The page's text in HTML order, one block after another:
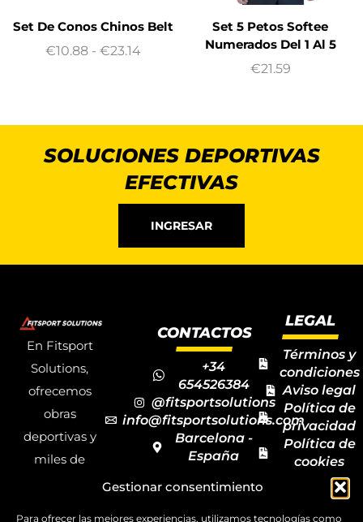
Gestionar consentimiento
Para ofrecer las mejores experiencias, utilizamos tecnologías como
Set De Conos Chinos Belt
€10.88 - €23.14
Set 5 Petos Softee
Numerados Del 1 Al 5
€21.59
SOLUCIONES DEPORTIVAS
EFECTIVAS
INGRESAR
En Fitsport
Solutions,
ofrecemos
obras
deportivas y
miles de
CONTACTOS
+34
654526384
@fitsportsolutions
info@fitsportsolutions.com
Barcelona -
España
de contacto
LEGAL
Términos y
condiciones
Aviso legal
Política de
privacidad
Política de
cookies
Mapa del
sitio